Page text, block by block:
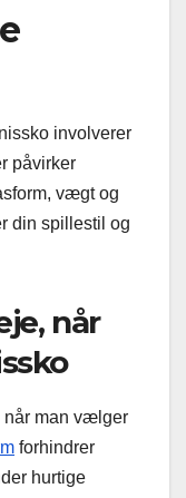
involverer
påvirker
vægt og
din spillestil og
når
når man vælger
forhindrer
hurtige